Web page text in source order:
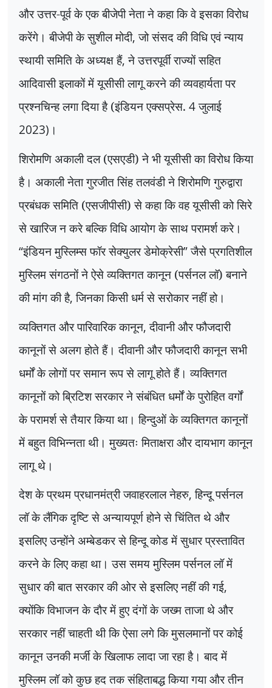
और उत्तर-पूर्व के एक बीजेपी नेता ने कहा कि वे इसका विरोध
करेंगे। बीजेपी के सुशील मोदी,जो संसद की विधि एवं न्याय
स्थायी समिति के अध्यक्ष हैं,ने उत्तरपूर्वी राज्यों सहित
आदिवासी इलाकों में यूसीसी लागू करने की व्यवहार्यता पर
प्रश्नचिन्ह लगा दिया है (इंडियन एक्सप्रेस. 4जुलाई
2023) ।
शिरोमणि अकाली दल (एसएडी) ने भी यूसीसी का विरोध किया
है। अकाली नेता गुरजीत सिंह तलवंडी ने शिरोमणि गुरुद्वारा
प्रबंधक समिति (एसजीपीसी) से कहा कि वह यूसीसी को सिरे
से खारिज न करे बल्कि विधि आयोग के साथ परामर्श करे।
“इंडियन मुस्लिम्स फॉर सेक्युलर डेमोक्रेसी”जैसे प्रगतिशील
मुस्लिम संगठनों ने ऐसे व्यक्तिगत कानून (पर्सनल लॉ) बनाने
की मांग की है,जिनका किसी धर्म से सरोकार नहीं हो।
व्यक्तिगत और पारिवारिक कानून,दीवानी और फौजदारी
कानूनों से अलग होते हैं। दीवानी और फौजदारी कानून सभी
धर्मों के लोगों पर समान रूप से लागू होते हैं। व्यक्तिगत
कानूनों को ब्रिटिश सरकार ने संबंधित धर्मों के पुरोहित वर्गों
के परामर्श से तैयार किया था। हिन्दुओं के व्यक्तिगत कानूनों
में बहुत विभिन्नता थी। मुख्यतः मिताक्षरा और दायभाग कानून
लागू थे।
देश के प्रथम प्रधानमंत्री जवाहरलाल नेहरु,हिन्दू पर्सनल
लॉ के लैंगिक दृष्टि से अन्यायपूर्ण होने से चिंतित थे और
इसलिए उन्होंने अम्बेडकर से हिन्दू कोड में सुधार प्रस्तावित
करने के लिए कहा था। उस समय मुस्लिम पर्सनल लॉ में
सुधार की बात सरकार की ओर से इसलिए नहीं की गई,
क्योंकि विभाजन के दौर में हुए दंगों के जख्म ताजा थे और
सरकार नहीं चाहती थी कि ऐसा लगे कि मुसलमानों पर कोई
कानून उनकी मर्जी के खिलाफ लादा जा रहा है। बाद में
मुस्लिम लॉ को कुछ हद तक संहिताबद्ध किया गया और तीन